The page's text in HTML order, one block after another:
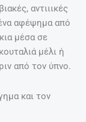
αντιιικές
αφέψημα από
μέσα σε
μέλι ή
από τον ύπνο.
και τον